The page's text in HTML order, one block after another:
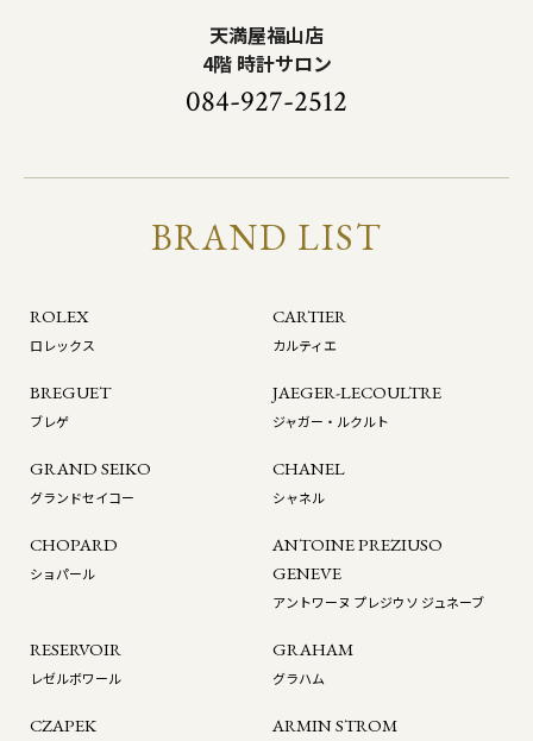
天満屋福山店
4階 時計サロン
084-927-2512
BRAND LIST
ROLEX
ロレックス
CARTIER
カルティエ
BREGUET
ブレゲ
JAEGER-LECOULTRE
ジャガー・ルクルト
GRAND SEIKO
グランドセイコー
CHANEL
シャネル
CHOPARD
ショパール
ANTOINE PREZIUSO
GENEVE
アントワーヌ プレジウソ ジュネーブ
RESERVOIR
レゼルボワール
GRAHAM
グラハム
CZAPEK ARMIN STROM